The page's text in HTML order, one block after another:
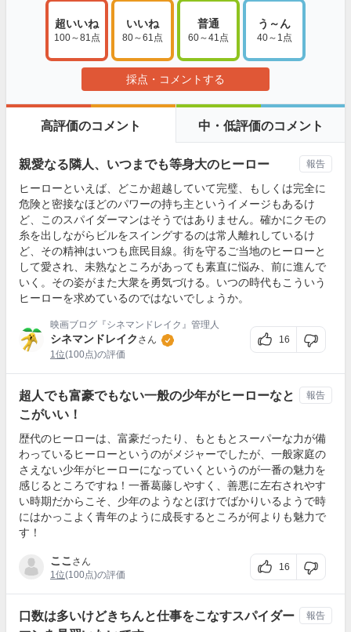
超いいね
100～81点
いいね
80～61点
普通
60～41点
う～ん
40～1点
採点・コメントする
高評価のコメント 中・低評価のコメント
親愛なる隣人、いつまでも等身大のヒーロー
ヒーローといえば、どこか超越していて完璧、もしくは完全に
危険と密接なほどのパワーの持ち主というイメージもあるけ
ど、このスパイダーマンはそうではありません。確かにクモの
糸を出しながらビルをスイングするのは常人離れしているけ
ど、その精神はいつも庶民目線。街を守るご当地のヒーローと
して愛され、未熟なところがあっても素直に悩み、前に進んで
いく。その姿がまた大衆を勇気づける。いつの時代もこういう
ヒーローを求めているのではないでしょうか。
映画ブログ『シネマンドレイク』管理人
シネマンドレイク さん
1位(100点)の評価
16
報告
超人でも富豪でもない一般の少年がヒーローなと
こがいい！
歴代のヒーローは、富豪だったり、もともとスーパーな力が備
わっているヒーローというのがメジャーでしたが、一般家庭の
さえない少年がヒーローになっていくというのが一番の魅力を
感じるところですね！一番葛藤しやすく、善悪に左右されやす
い時期だからこそ、少年のようなとぼけでばかりいるようで時
にはかっこよく青年のように成長するところが何よりも魅力で
す！
ここ さん
1位(100点)の評価
16
報告
口数は多いけどきちんと仕事をこなすスパイダー
報告